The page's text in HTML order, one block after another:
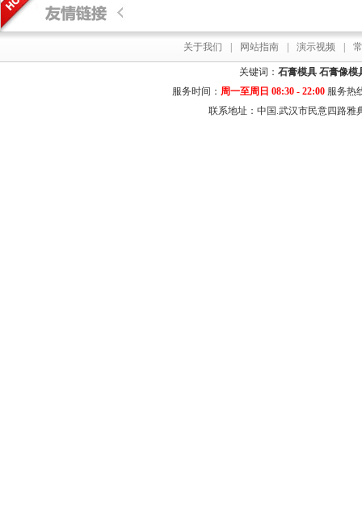
关于我们 网站指南 演示视频
关键词： 石膏模具 石膏像模
服务时间： 周一至周日 08:30 - 22:00服务热
联系地址：中国.武汉市民意四路雅